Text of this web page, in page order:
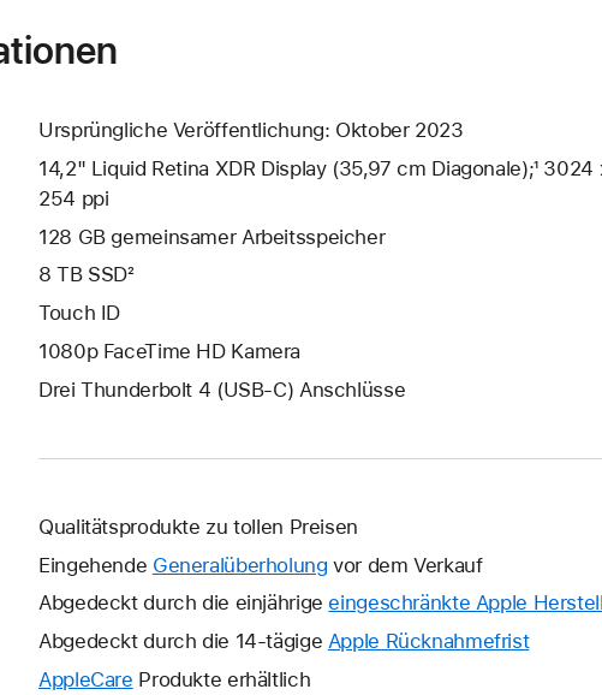
Ursprüngliche Veröffentlichung: Oktober 2023
14,2" Liquid Retina XDR Display (35,97 cm Diagonale);¹
254 ppi
128 GB gemeinsamer Arbeits­speicher
8 TB SSD²
Touch ID
1080p FaceTime HD Kamera
Drei Thunderbolt 4 (USB‑C) Anschlüsse
Qualitätsprodukte zu tollen Preisen
Eingehende Generalüberholung vor dem Verkauf
Abgedeckt durch die einjährige eingeschränkte Apple
Abgedeckt durch die 14-tägige Apple RücknahmefristEin
AppleCare Ein
Produkte erhältlich